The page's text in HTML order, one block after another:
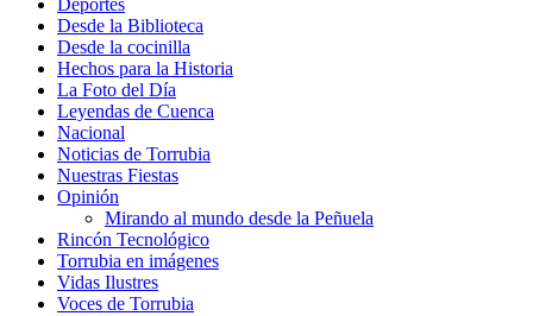
Deportes
Desde la Biblioteca
Desde la cocinilla
Hechos para la Historia
La Foto del Día
Leyendas de Cuenca
Nacional
Noticias de Torrubia
Nuestras Fiestas
Opinión
Mirando al mundo desde la Peñuela
Rincón Tecnológico
Torrubia en imágenes
Vidas Ilustres
Voces de Torrubia